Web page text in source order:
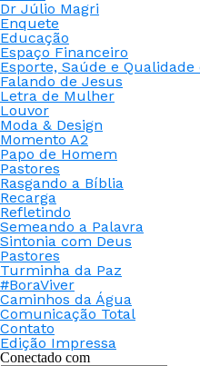
Dr Júlio Magri
Enquete
Educação
Espaço Financeiro
Esporte, Saúde e Qualidade
Falando de Jesus
Letra de Mulher
Louvor
Moda & Design
Momento A2
Papo de Homem
Pastores
Rasgando a Bíblia
Recarga
Refletindo
Semeando a Palavra
Sintonia com Deus
Pastores
Turminha da Paz
#BoraViver
Caminhos da Água
Comunicação Total
Contato
Edição Impressa
Conectado com